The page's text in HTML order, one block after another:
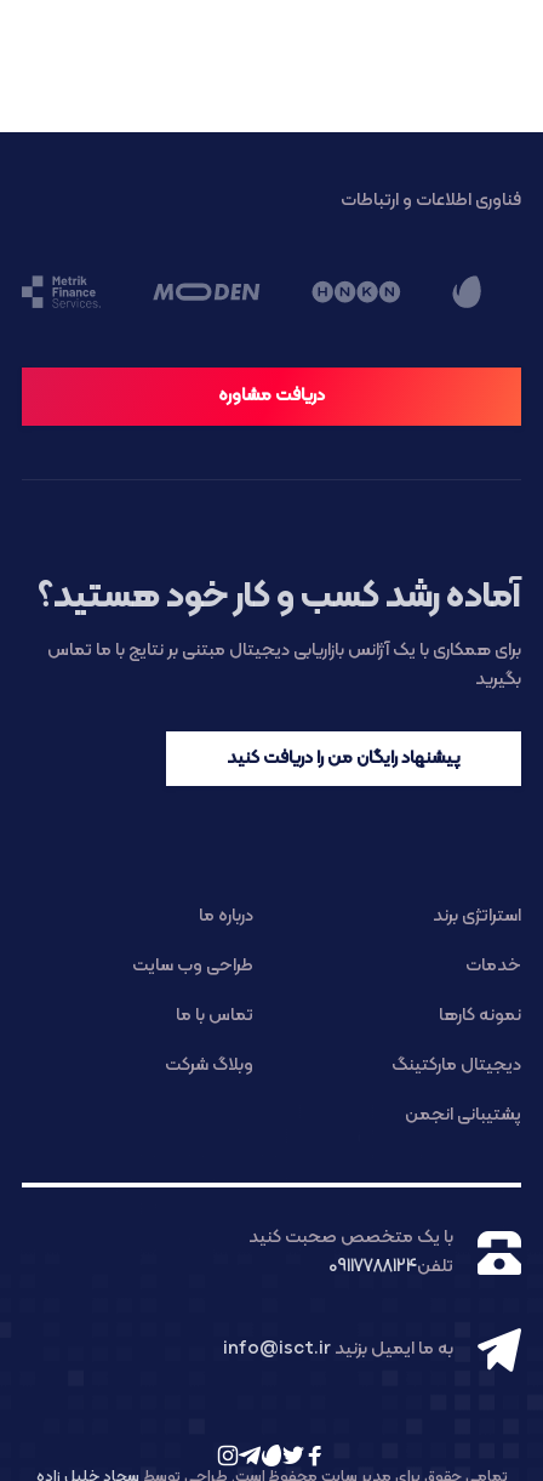
فناوری اطلاعات و ارتباطات
دریافت مشاوره
آماده رشد کسب و کار خود هستید؟
برای همکاری با یک آژانس بازاریابی دیجیتال مبتنی بر نتایج با ما تماس
بگیرید
پیشنهاد رایگان من را دریافت کنید
استراتژی برند
درباره ما
خدمات
طراحی وب سایت
نمونه کارها
تماس با ما
دیجیتال مارکتینگ
وبلاگ شرکت
پشتیبانی انجمن
با یک متخصص صحبت کنید
تلفن09117788124
به ما ایمیل بزنیدinfo@isct.ir